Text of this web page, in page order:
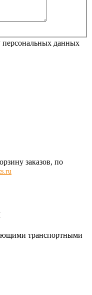
персональных данных
заказов, по
транспортными